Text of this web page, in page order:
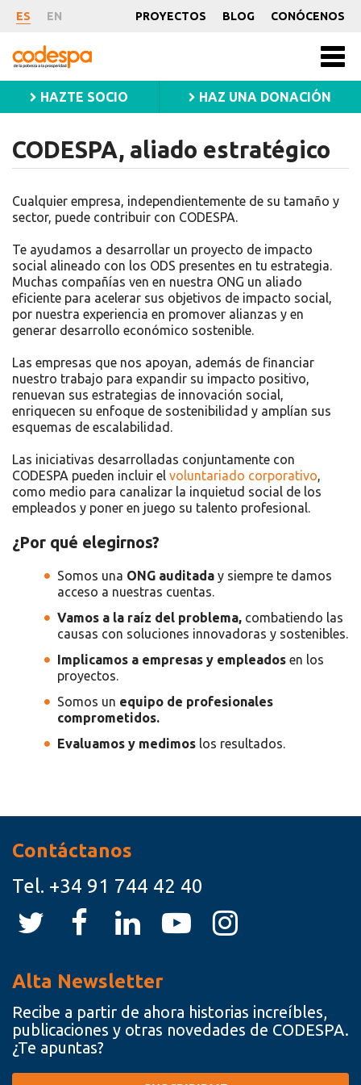
CODESPA,
aliado
estratégico
ES EN PROYECTOS BLOG CONÓCENOS
CODESPA
HAZTE SOCIO HAZ UNA DONACIÓN
CODESPA, aliado estratégico
Recursos
Cualquier empresa, independientemente de su tamaño y
sector, puede contribuir con CODESPA.
Te ayudamos a desarrollar un proyecto de impacto
social alineado con los ODS presentes en tu estrategia.
Muchas compañías ven en nuestra ONG un aliado
eficiente para acelerar sus objetivos de impacto social,
por nuestra experiencia en promover alianzas y en
generar desarrollo económico sostenible.
Las empresas que nos apoyan, además de financiar
nuestro trabajo para expandir su impacto positivo,
renuevan sus estrategias de innovación social,
enriquecen su enfoque de sostenibilidad y amplían sus
esquemas de escalabilidad.
Las iniciativas desarrolladas conjuntamente con
CODESPA pueden incluir el voluntariado corporativo,
como medio para canalizar la inquietud social de los
empleados y poner en juego su talento profesional.
¿Por qué elegirnos?
Somos una ONG auditada y siempre te damos
acceso a nuestras cuentas.
Vamos a la raíz del problema, combatiendo las
causas con soluciones innovadoras y sostenibles.
Implicamos a empresas y empleados en los
proyectos.
Somos un equipo de profesionales
comprometidos.
Evaluamos y medimos los resultados.
Contáctanos
Tel. +34 91 744 42 40
Alta Newsletter
Recibe a partir de ahora historias increíbles,
publicaciones y otras novedades de CODESPA.
¿Te apuntas?